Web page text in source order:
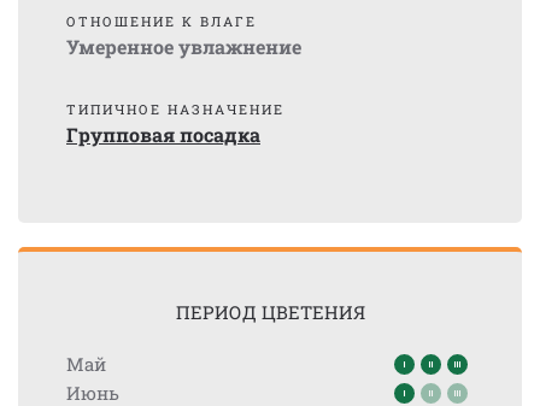
ОТНОШЕНИЕ К ВЛАГЕ
Умеренное увлажнение
ТИПИЧНОЕ НАЗНАЧЕНИЕ
Групповая посадка
ПЕРИОД ЦВЕТЕНИЯ
Май
Июнь